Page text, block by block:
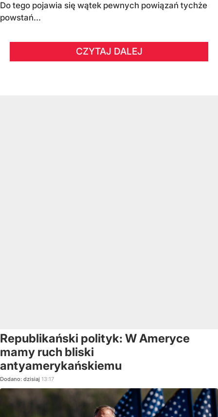
Do tego pojawia się wątek pewnych powiązań tychże
powstań...
CZYTAJ DALEJ
Republikański polityk: W Ameryce
mamy ruch bliski
antyamerykańskiemu
Dodano: dzisiaj 13:17